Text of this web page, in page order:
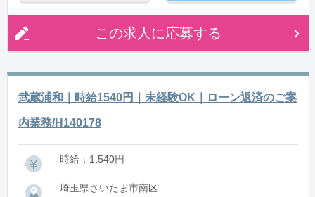
この求人に応募する
武蔵浦和｜時給1540円｜未経験OK｜ローン返済のご案
内業務/H140178
時給：1,540円
埼玉県さいたま市南区